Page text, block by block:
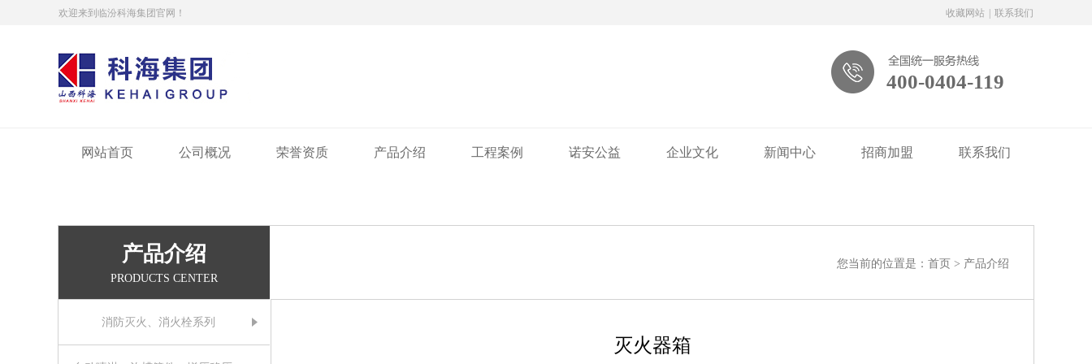
欢迎来到临汾科海集团官网！ 联系我们
|
收藏网站
400-0404-119
网站首页 公司概况 荣誉资质 产品介绍 工程案例 诺安公益 企业文化 新闻中心 招商加盟 联系我们
产品介绍
PRODUCTS CENTER
您当前的位置是： 首页 > 产品介绍
消防灭火、消火栓系列
灭火器箱